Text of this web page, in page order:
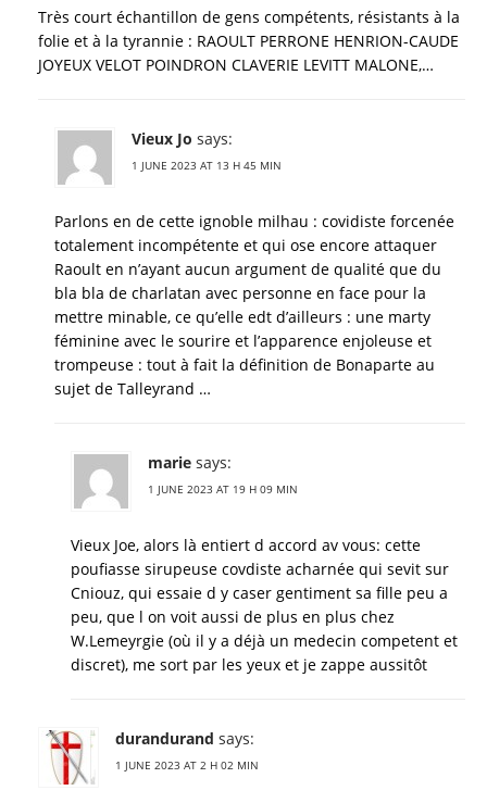
Très court échantillon de gens compétents, résistants à la
folie et à la tyrannie : RAOULT PERRONE HENRION-CAUDE
JOYEUX VELOT POINDRON CLAVERIE LEVITT MALONE,…
Vieux Jo says:
1 JUNE 2023 AT 13 H 45 MIN
Parlons en de cette ignoble milhau : covidiste forcenée
totalement incompétente et qui ose encore attaquer
Raoult en n’ayant aucun argument de qualité que du
bla bla de charlatan avec personne en face pour la
mettre minable, ce qu’elle edt d’ailleurs : une marty
féminine avec le sourire et l’apparence enjoleuse et
trompeuse : tout à fait la définition de Bonaparte au
sujet de Talleyrand …
marie says:
1 JUNE 2023 AT 19 H 09 MIN
Vieux Joe, alors là entiert d accord av vous: cette
poufiasse sirupeuse covdiste acharnée qui sevit sur
Cniouz, qui essaie d y caser gentiment sa fille peu a
peu, que l on voit aussi de plus en plus chez
W.Lemeyrgie (où il y a déjà un medecin competent et
discret), me sort par les yeux et je zappe aussitôt
durandurand says:
1 JUNE 2023 AT 2 H 02 MIN